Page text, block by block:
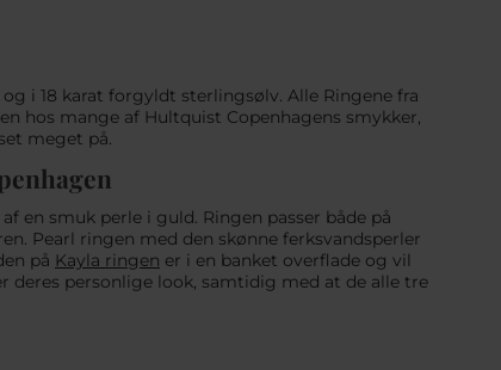
i 18 karat forgyldt sterlingsølv. Alle Ringene fra
hos mange af Hultquist Copenhagens smykker,
meget på.
en smuk perle i guld. Ringen passer både på
Pearl ringen med den skønne ferksvandsperler
på Kayla ringen er i en banket overflade og vil
deres personlige look, samtidig med at de alle tre